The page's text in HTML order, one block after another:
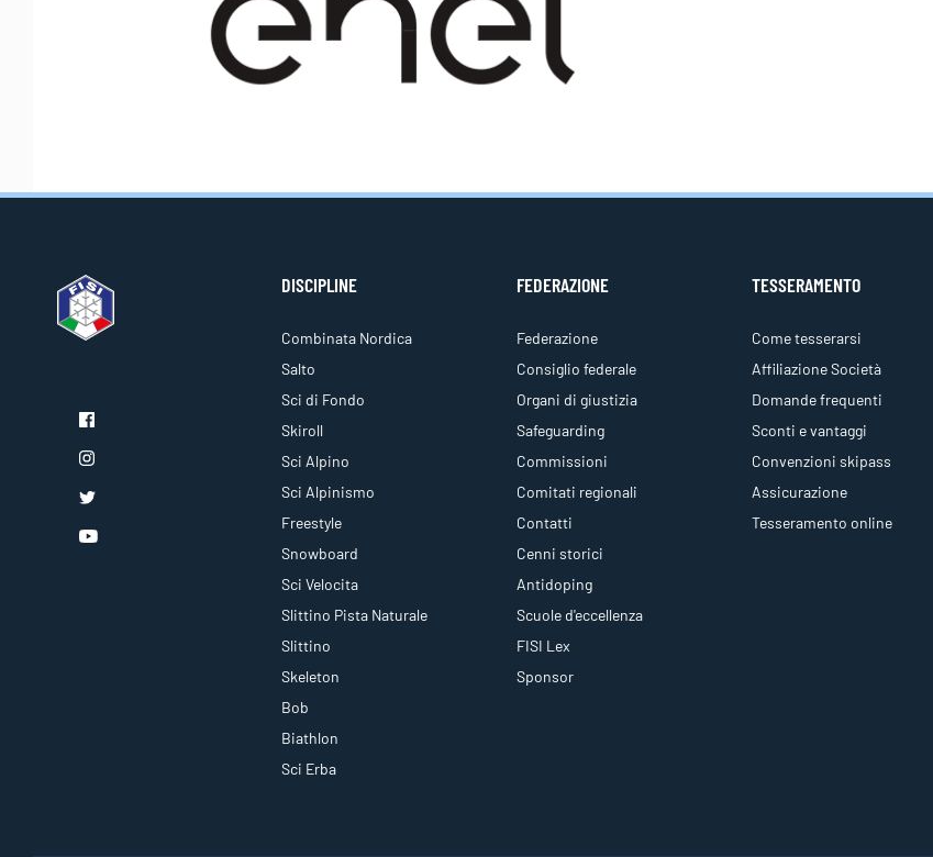
DISCIPLINE
Combinata Nordica
Salto
Sci di Fondo
Skiroll
Sci Alpino
Sci Alpinismo
Freestyle
Snowboard
Sci Velocita
Slittino Pista Naturale
Slittino
Skeleton
Bob
Biathlon
Sci Erba
FEDERAZIONE
Federazione
Consiglio federale
Organi di giustizia
Safeguarding
Commissioni
Comitati regionali
Contatti
Cenni storici
Antidoping
Scuole d'eccellenza
FISI Lex
Sponsor
TESSERAMENTO
Come tesserarsi
Affiliazione Società
Domande frequenti
Sconti e vantaggi
Convenzioni skipass
Assicurazione
Tesseramento online